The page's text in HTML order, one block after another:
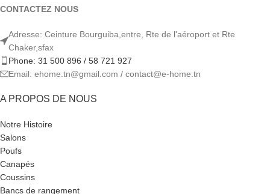
CONTACTEZ NOUS
Adresse: Ceinture Bourguiba,entre, Rte de l'aéroport et Rte
Chaker,sfax
Phone: 31 500 896 / 58 721 927
Email: ehome.tn@gmail.com / contact@e-home.tn
A PROPOS DE NOUS
Notre Histoire
Salons
Poufs
Canapés
Coussins
Bancs de rangement